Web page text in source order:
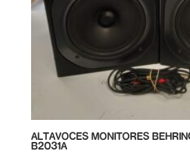
ALTAVOCES MONITORES
B2031A